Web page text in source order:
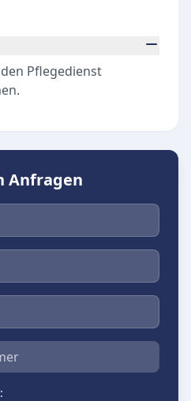
Pflegedienst
Anfragen